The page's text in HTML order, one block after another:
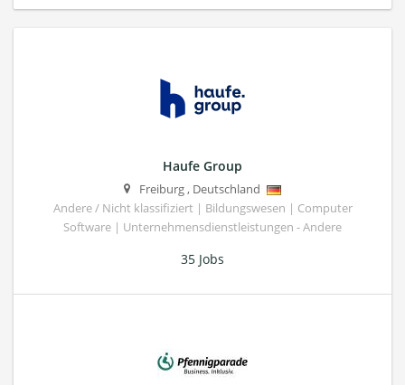
Haufe Group
Freiburg, Deutschland
Andere / Nicht klassifiziert | Bildungswesen | Computer
Software | Unternehmensdienstleistungen - Andere
35 Jobs